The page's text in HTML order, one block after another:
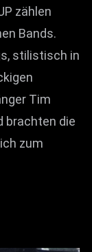
zählen
Bands.
stilistisch in
Tim
brachten die
zum